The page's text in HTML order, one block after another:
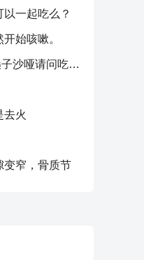
一起吃么？
始咳嗽。
你好，鼻炎犯了，鼻子不通，嗓子沙哑请问吃什么药比较好？
去火
变窄，骨质节